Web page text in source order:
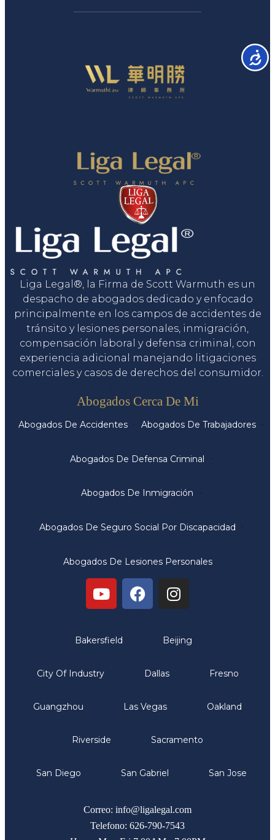
Liga Legal®, la Firma de Scott Warmuth es un
despacho de abogados dedicado y enfocado
principalmente en los campos de accidentes de
tránsito y lesiones personales, inmigración,
compensación laboral y defensa criminal, con
experiencia adicional manejando litigaciones
comerciales y casos de derechos del consumidor.
Abogados Cerca De Mi
Abogados De Accidentes Abogados De Trabajadores
Abogados De Defensa Criminal
Abogados De Inmigración
Abogados De Seguro Social Por Discapacidad
Abogados De Lesiones Personales
Bakersfield Beijing
City Of Industry Dallas Fresno
Guangzhou Las Vegas Oakland
Riverside Sacramento
San Diego San Gabriel San Jose
Correo: info@ligalegal.com
Telefono: 626-790-7543